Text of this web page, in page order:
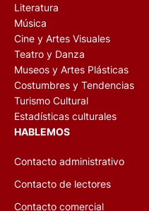
Literatura
Música
Cine y Artes Visuales
Teatro y Danza
Museos y Artes Plásticas
Costumbres y Tendencias
Turismo Cultural
Estadísticas culturales
HABLEMOS
Contacto administrativo
Contacto de lectores
Contacto comercial